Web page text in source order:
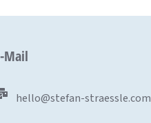
Mail
hello@stefan-straessle.com